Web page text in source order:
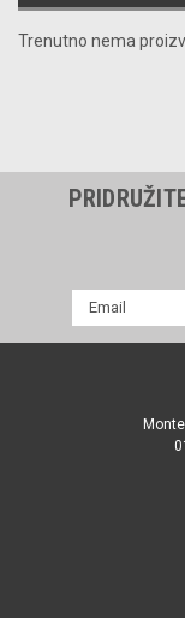
Trenutno nema
mail